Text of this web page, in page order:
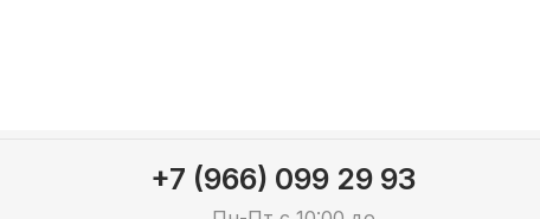
+7 (966) 099 29 93